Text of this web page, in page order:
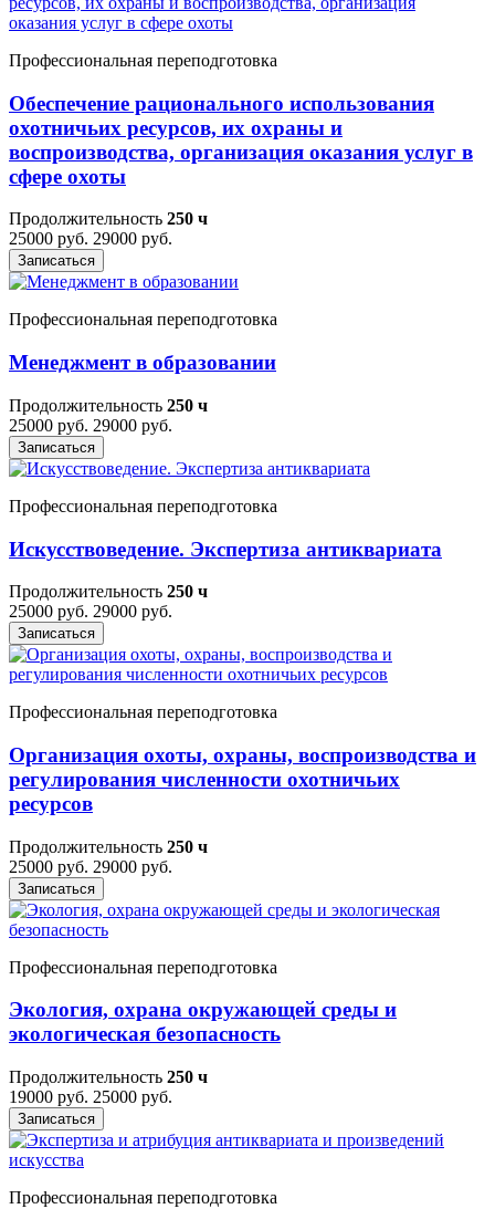
Профессиональная переподготовка
Обеспечение рационального использования
охотничьих ресурсов, их охраны и
воспроизводства, организация оказания услуг в
сфере охоты
Продолжительность 250 ч
25000 руб. 29000 руб.
Записаться
Профессиональная переподготовка
Менеджмент в образовании
Продолжительность 250 ч
25000 руб. 29000 руб.
Записаться
Профессиональная переподготовка
Искусствоведение. Экспертиза антиквариата
Продолжительность 250 ч
25000 руб. 29000 руб.
Записаться
Профессиональная переподготовка
Организация охоты, охраны, воспроизводства и
регулирования численности охотничьих
ресурсов
Продолжительность 250 ч
25000 руб. 29000 руб.
Записаться
Профессиональная переподготовка
Экология, охрана окружающей среды и
экологическая безопасность
Продолжительность 250 ч
19000 руб. 25000 руб.
Записаться
Профессиональная переподготовка